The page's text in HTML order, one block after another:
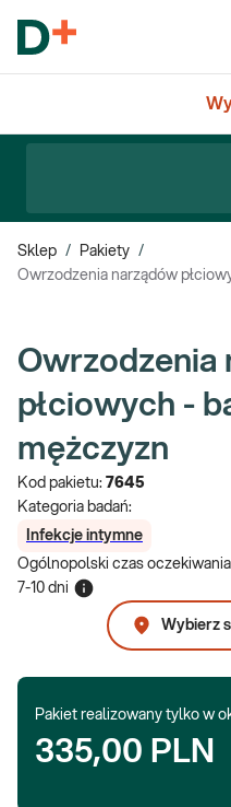
Sklep / Pakiety /
Owrzodzenia narządów
Owrzodzenia
płciowych -
mężczyzn
Kod pakietu: 7645
Kategoria badań:
Infekcje intymne
Ogólnopolski czas
7-10 dni
Wybierz
Pakiet realizowany tylko w
335,00 PLN